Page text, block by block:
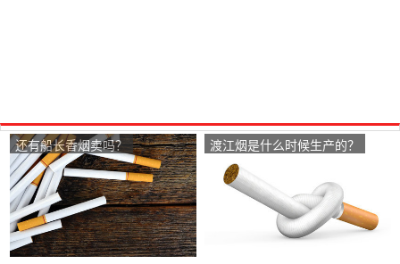
还有船长香烟卖吗？ 渡江烟是什么时候生产的？